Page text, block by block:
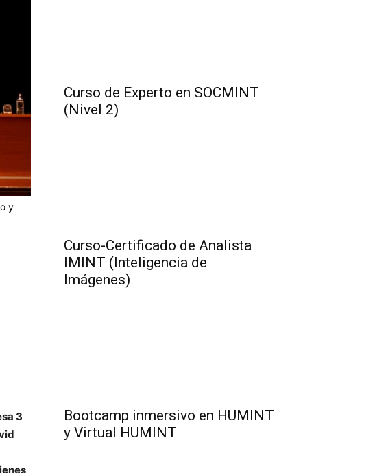
y
3
Curso de Experto en SOCMINT
(Nivel 2)
Curso-Certificado de Analista
IMINT (Inteligencia de
Imágenes)
Bootcamp inmersivo en HUMINT
y Virtual HUMINT